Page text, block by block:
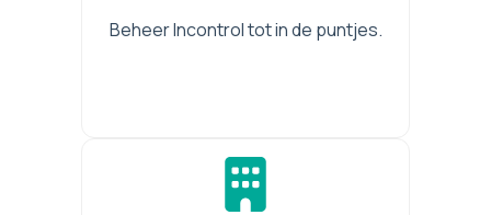
Beheer Incontrol tot in de puntjes.